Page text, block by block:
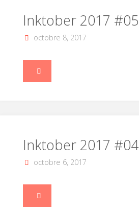
Inktober 2017 #05
octobre 8, 2017
"Inktober
Inktober 2017 #04
octobre 6, 2017
"Inktober